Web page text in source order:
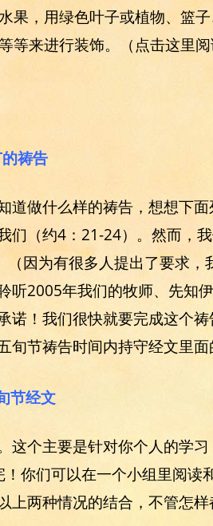
，用绿色叶子或植物、篮子
等来进行装饰。（点击这里
祷告
道做什么样的祷告，想想下
们（约4：21-24）。然而，
因为有很多人提出了要求，
听2005年我们的牧师、先知
！我们很快就要完成这个祷
节祷告时间内持守经文里面
节经文
这个主要是针对你个人的学
你们可以在一个小组里阅读
两种情况的结合，不管怎样